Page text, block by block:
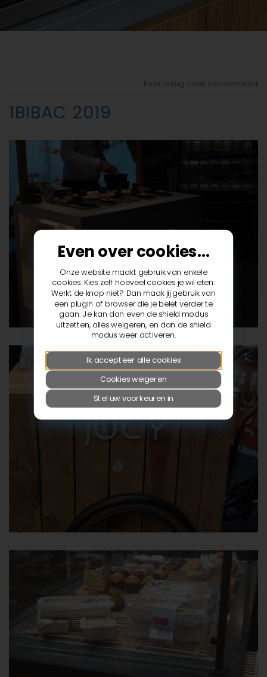
Keer terug naar het overzicht
1BIBAC 2019
Even over cookies...
Onze website maakt gebruik van enkele
cookies. Kies zelf hoeveel cookies je wil eten.
Werkt de knop niet? Dan maak jij gebruik van
een plugin of browser die je belet verder te
gaan. Je kan dan even de shield modus
uitzetten, alles weigeren, en dan de shield
modus weer activeren.
Ik accepteer alle cookies
Cookies weigeren
Stel uw voorkeuren in